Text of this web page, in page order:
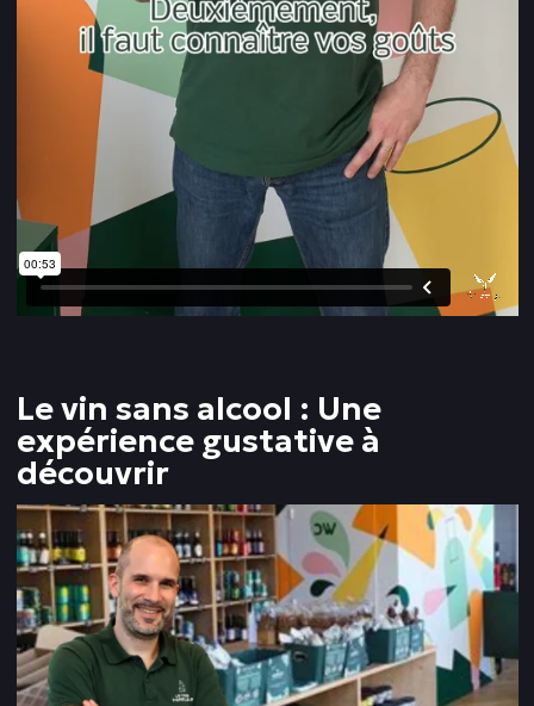
Le vin sans alcool : Une
expérience gustative à
découvrir